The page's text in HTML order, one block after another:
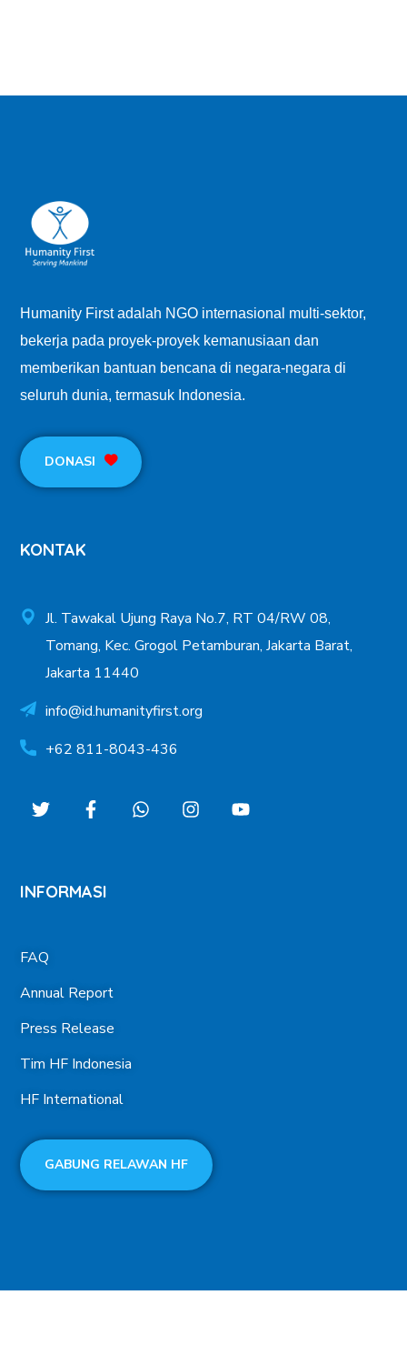
Humanity First adalah NGO internasional multi-sektor,
bekerja pada proyek-proyek kemanusiaan dan
memberikan bantuan bencana di negara-negara di
seluruh dunia, termasuk Indonesia.
DONASI
KONTAK
Jl. Tawakal Ujung Raya No.7, RT 04/RW 08,
Tomang, Kec. Grogol Petamburan, Jakarta Barat,
Jakarta 11440
info@id.humanityfirst.org
+62 811-8043-436
INFORMASI
FAQ
Annual Report
Press Release
Tim HF Indonesia
HF International
GABUNG RELAWAN HF